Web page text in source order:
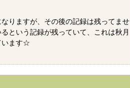
りますが、その後の記録は残ってませ
という記録が残っていて、これは秋月
います☆